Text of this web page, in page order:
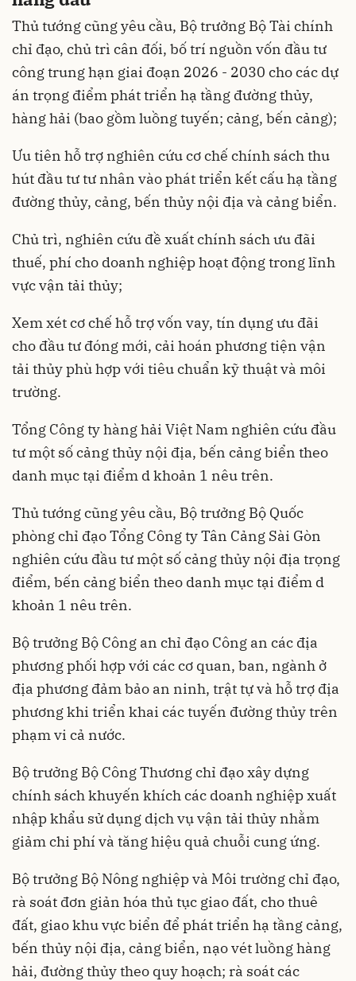
Thủ tướng cũng yêu cầu, Bộ trưởng Bộ Tài chính
chỉ đạo, chủ trì cân đối, bố trí nguồn vốn đầu tư
công trung hạn giai đoạn 2026 - 2030 cho các dự
án trọng điểm phát triển hạ tầng đường thủy,
hàng hải (bao gồm luồng tuyến; cảng, bến cảng);
Ưu tiên hỗ trợ nghiên cứu cơ chế chính sách thu
hút đầu tư tư nhân vào phát triển kết cấu hạ tầng
đường thủy, cảng, bến thủy nội địa và cảng biển.
Chủ trì, nghiên cứu đề xuất chính sách ưu đãi
thuế, phí cho doanh nghiệp hoạt động trong lĩnh
vực vận tải thủy;
Xem xét cơ chế hỗ trợ vốn vay, tín dụng ưu đãi
cho đầu tư đóng mới, cải hoán phương tiện vận
tải thủy phù hợp với tiêu chuẩn kỹ thuật và môi
trường.
Tổng Công ty hàng hải Việt Nam nghiên cứu đầu
tư một số cảng thủy nội địa, bến cảng biển theo
danh mục tại điểm d khoản 1 nêu trên.
Thủ tướng cũng yêu cầu, Bộ trưởng Bộ Quốc
phòng chỉ đạo Tổng Công ty Tân Cảng Sài Gòn
nghiên cứu đầu tư một số cảng thủy nội địa trọng
điểm, bến cảng biển theo danh mục tại điểm d
khoản 1 nêu trên.
Bộ trưởng Bộ Công an chỉ đạo Công an các địa
phương phối hợp với các cơ quan, ban, ngành ở
địa phương đảm bảo an ninh, trật tự và hỗ trợ địa
phương khi triển khai các tuyến đường thủy trên
phạm vi cả nước.
Bộ trưởng Bộ Công Thương chỉ đạo xây dựng
chính sách khuyến khích các doanh nghiệp xuất
nhập khẩu sử dụng dịch vụ vận tải thủy nhằm
giảm chi phí và tăng hiệu quả chuỗi cung ứng.
Bộ trưởng Bộ Nông nghiệp và Môi trường chỉ đạo,
rà soát đơn giản hóa thủ tục giao đất, cho thuê
đất, giao khu vực biển để phát triển hạ tầng cảng,
bến thủy nội địa, cảng biển, nạo vét luồng hàng
hải, đường thủy theo quy hoạch; rà soát các